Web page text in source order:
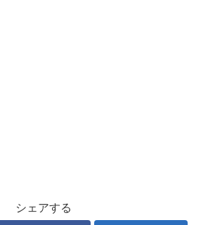
シェアする